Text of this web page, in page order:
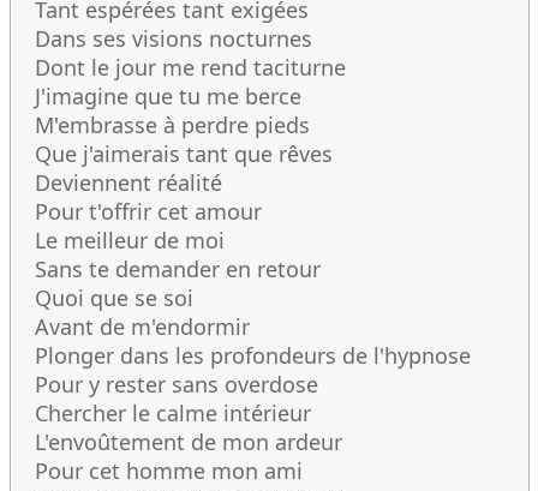
Tant espérées tant exigées
Dans ses visions nocturnes
Dont le jour me rend taciturne
J'imagine que tu me berce
M'embrasse à perdre pieds
Que j'aimerais tant que rêves
Deviennent réalité
Pour t'offrir cet amour
Le meilleur de moi
Sans te demander en retour
Quoi que se soi
Avant de m'endormir
Plonger dans les profondeurs de l'hypnose
Pour y rester sans overdose
Chercher le calme intérieur
L'envoûtement de mon ardeur
Pour cet homme mon ami